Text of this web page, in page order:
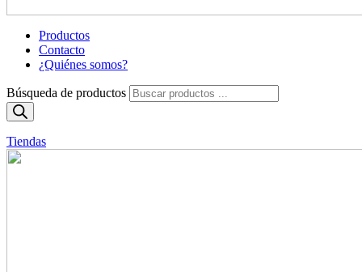
Productos
Contacto
¿Quiénes somos?
Búsqueda de productos
Tiendas